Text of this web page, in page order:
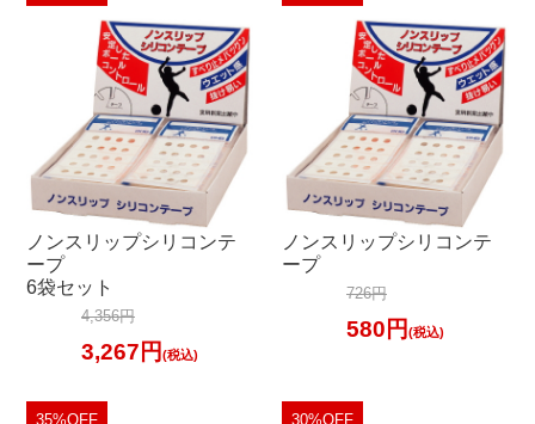
ノンスリップシリコンテ
ープ
6袋セット
4,356円
3,267円 (税込)
ノンスリップシリコンテ
ープ
726円
580円(税込)
35%OFF 30%OFF